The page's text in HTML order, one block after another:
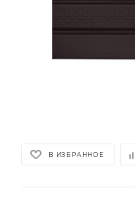
В ИЗБРАННОЕ